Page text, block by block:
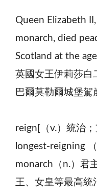
Queen Elizabeth
monarch, died
Scotland at the
英國女王伊莉莎白
巴爾莫勒爾城堡駕
reign[（v.）統治
longest-reigning
monarch（n.）君
王、女皇等最高統